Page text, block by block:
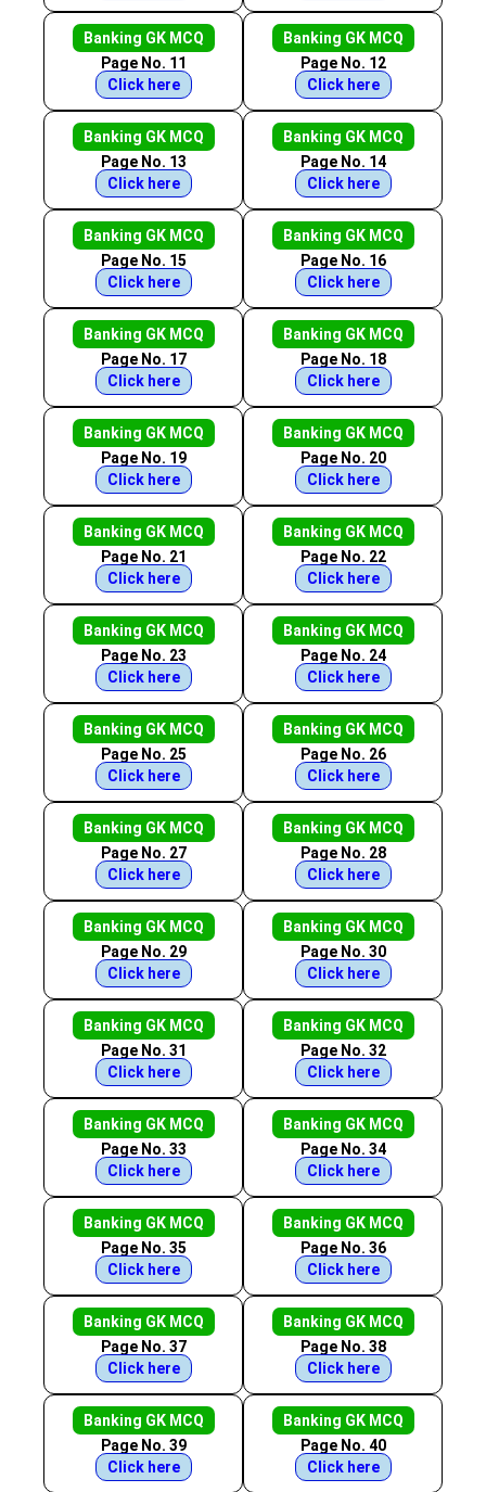
Banking GK MCQ
Page No. 11
Click here
Banking GK MCQ
Page No. 12
Click here
Banking GK MCQ
Page No. 13
Click here
Banking GK MCQ
Page No. 14
Click here
Banking GK MCQ
Page No. 15
Click here
Banking GK MCQ
Page No. 16
Click here
Banking GK MCQ
Page No. 17
Click here
Banking GK MCQ
Page No. 18
Click here
Banking GK MCQ
Page No. 19
Click here
Banking GK MCQ
Page No. 20
Click here
Banking GK MCQ
Page No. 21
Click here
Banking GK MCQ
Page No. 22
Click here
Banking GK MCQ
Page No. 23
Click here
Banking GK MCQ
Page No. 24
Click here
Banking GK MCQ
Page No. 25
Click here
Banking GK MCQ
Page No. 26
Click here
Banking GK MCQ
Page No. 27
Click here
Banking GK MCQ
Page No. 28
Click here
Banking GK MCQ
Page No. 29
Click here
Banking GK MCQ
Page No. 30
Click here
Banking GK MCQ
Page No. 31
Click here
Banking GK MCQ
Page No. 32
Click here
Banking GK MCQ
Page No. 33
Click here
Banking GK MCQ
Page No. 34
Click here
Banking GK MCQ
Page No. 35
Click here
Banking GK MCQ
Page No. 36
Click here
Banking GK MCQ
Page No. 37
Click here
Banking GK MCQ
Page No. 38
Click here
Banking GK MCQ
Page No. 39
Click here
Banking GK MCQ
Page No. 40
Click here